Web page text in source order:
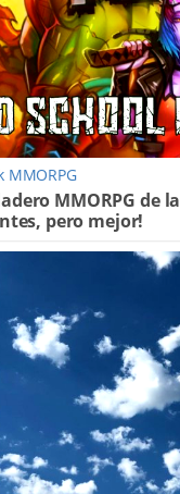
MMORPG
MMORPG de
pero mejor!